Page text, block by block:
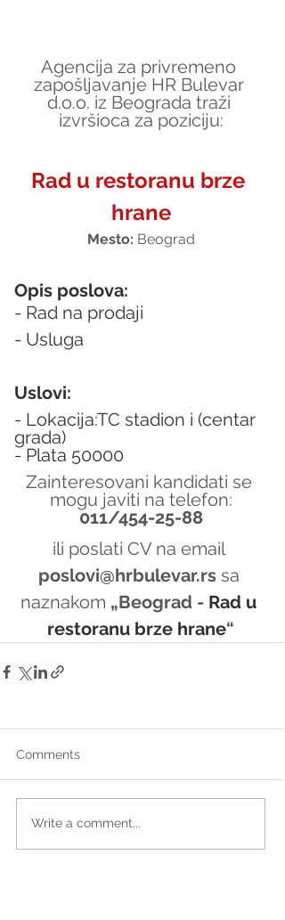
Agencija za privremeno
zapošljavanje HR Bulevar
d.o.o. iz Beograda traži
izvršioca za poziciju:
Rad u restoranu brze
hrane
Mesto: Beograd
Opis poslova:
- Rad na prodaji
- Usluga
Uslovi:
- Lokacija:TC stadion i (centar
grada)
- Plata 50000
Zainteresovani kandidati se
mogu javiti na telefon:
011/454-25-88
ili poslati CV na email
poslovi@hrbulevar.rs sa
naznakom „Beograd - Rad u
restoranu brze hrane“
Comments
Write a comment...